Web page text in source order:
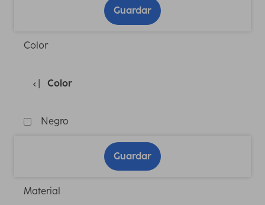
Guardar
Color
Color
Negro
Guardar
Material